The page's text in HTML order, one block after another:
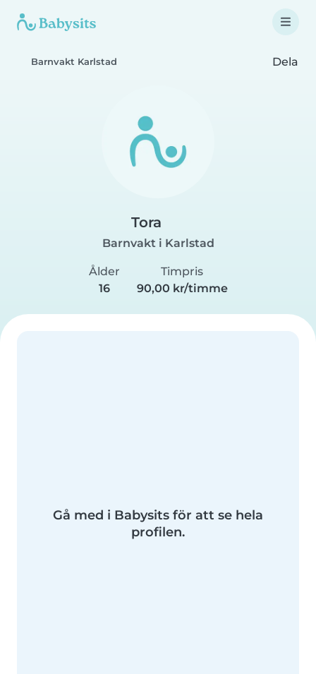
Barnvakt Karlstad Dela
Tora
Barnvakt i Karlstad
Ålder
16
Timpris
90,00 kr/timme
Gå med i Babysits för att se hela
profilen.